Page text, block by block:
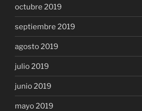
octubre 2019
septiembre 2019
agosto 2019
julio 2019
junio 2019
mayo 2019